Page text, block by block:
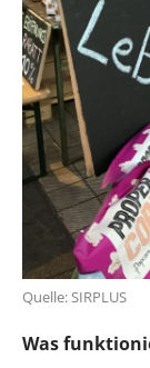
Quelle: SIRPLUS
Was